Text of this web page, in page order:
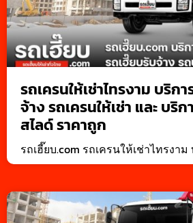
รถเครนให้เช่าไทรงาม บริก
จ้าง รถเครนให้เช่า และ บริ
สไลด์ ราคาถูก
รถเฮี๊ยบ.com รถเครนให้เช่าไทรงาม